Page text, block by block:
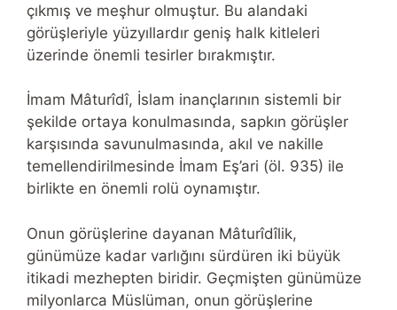
çıkmış ve meşhur olmuştur. Bu alandaki
görüşleriyle yüzyıllardır geniş halk kitleleri
üzerinde önemli tesirler bırakmıştır.
İmam Mâturîdî, İslam inançlarının sistemli bir
şekilde ortaya konulmasında, sapkın görüşler
karşısında savunulmasında, akıl ve nakille
temellendirilmesinde İmam Eş’ari (öl. 935) ile
birlikte en önemli rolü oynamıştır.
Onun görüşlerine dayanan Mâturîdîlik,
günümüze kadar varlığını sürdüren iki büyük
itikadi mezhepten biridir. Geçmişten günümüze
milyonlarca Müslüman, onun görüşlerine